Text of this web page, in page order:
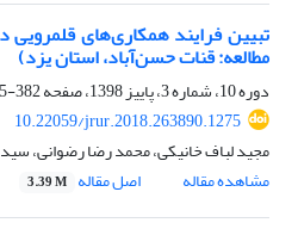
تبیین فرایند همکاری‌های قلمرویی
مطالعه: قنات حسن‌آباد، استان یزد)
دوره 10، شماره 3، پاییز 1398، صفحه
382-395
10.22059/jrur.2018.263890.1275
مجید لباف خانیکی، محمد رضا رضوانی،
مشاهده مقاله
اصل مقاله 3.39 M